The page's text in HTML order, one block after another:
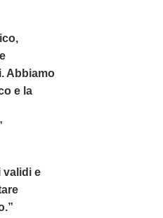
Abbiamo
e la
validi e